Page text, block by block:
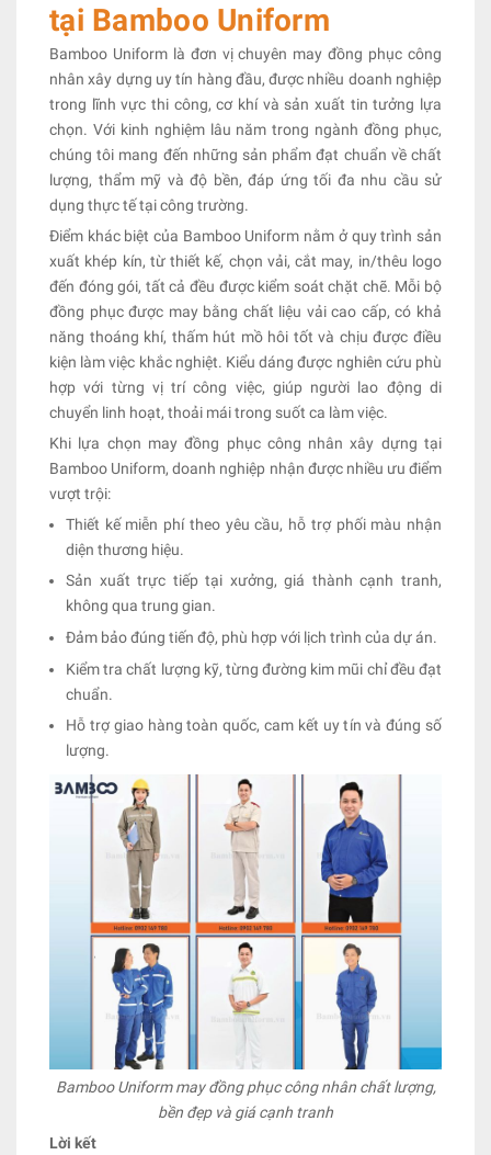
tại Bamboo Uniform
Bamboo Uniform là đơn vị chuyên may đồng phục công
nhân xây dựng uy tín hàng đầu, được nhiều doanh nghiệp
trong lĩnh vực thi công, cơ khí và sản xuất tin tưởng lựa
chọn. Với kinh nghiệm lâu năm trong ngành đồng phục,
chúng tôi mang đến những sản phẩm đạt chuẩn về chất
lượng, thẩm mỹ và độ bền, đáp ứng tối đa nhu cầu sử
dụng thực tế tại công trường.
Điểm khác biệt của Bamboo Uniform nằm ở quy trình sản
xuất khép kín, từ thiết kế, chọn vải, cắt may, in/thêu logo
đến đóng gói, tất cả đều được kiểm soát chặt chẽ. Mỗi bộ
đồng phục được may bằng chất liệu vải cao cấp, có khả
năng thoáng khí, thấm hút mồ hôi tốt và chịu được điều
kiện làm việc khắc nghiệt. Kiểu dáng được nghiên cứu phù
hợp với từng vị trí công việc, giúp người lao động di
chuyển linh hoạt, thoải mái trong suốt ca làm việc.
Khi lựa chọn may đồng phục công nhân xây dựng tại
Bamboo Uniform, doanh nghiệp nhận được nhiều ưu điểm
vượt trội:
Thiết kế miễn phí theo yêu cầu, hỗ trợ phối màu nhận
diện thương hiệu.
Sản xuất trực tiếp tại xưởng, giá thành cạnh tranh,
không qua trung gian.
Đảm bảo đúng tiến độ, phù hợp với lịch trình của dự án.
Kiểm tra chất lượng kỹ, từng đường kim mũi chỉ đều đạt
chuẩn.
Hỗ trợ giao hàng toàn quốc, cam kết uy tín và đúng số
lượng.
Bamboo Uniform may đồng phục công nhân chất lượng,
bền đẹp và giá cạnh tranh
Lời kết